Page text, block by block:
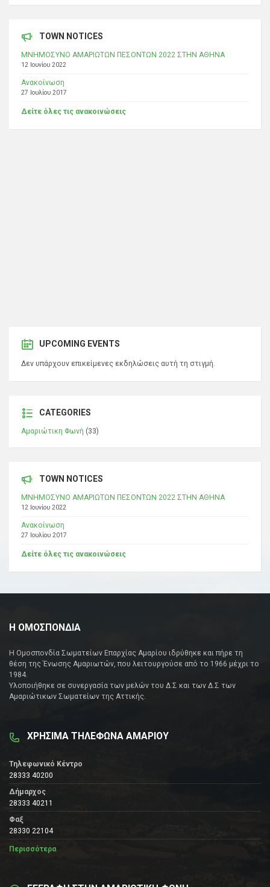
TOWN NOTICES
ΜΝΗΜΟΣΥΝΟ ΑΜΑΡΙΩΤΩΝ ΠΕΣΟΝΤΩΝ 2022 ΣΤΗΝ ΑΘΗΝΑ
12 Ιουνίου 2022
Ανακοίνωση
27 Ιουλίου 2017
Δείτε όλες τις ανακοινώσεις
UPCOMING EVENTS
Δεν υπάρχουν επικείμενες εκδηλώσεις αυτή τη στιγμή.
CATEGORIES
Αμαριώτικη Φωνή (33)
TOWN NOTICES
ΜΝΗΜΟΣΥΝΟ ΑΜΑΡΙΩΤΩΝ ΠΕΣΟΝΤΩΝ 2022 ΣΤΗΝ ΑΘΗΝΑ
12 Ιουνίου 2022
Ανακοίνωση
27 Ιουλίου 2017
Δείτε όλες τις ανακοινώσεις
Η ΟΜΟΣΠΟΝΔΙΑ
Η Ομοσπονδία Σωματείων Επαρχίας Αμαρίου ιδρύθηκε και πήρε τη
θέση της Ένωσης Αμαριωτών, που λειτουργούσε από το 1966 μέχρι το
1984.
Υλοποιήθηκε σε συνεργασία των μελών του Δ.Σ και των Δ.Σ των
Αμαριώτικων Σωματείων της Αττικής.
ΧΡΗΣΙΜΑ ΤΗΛΕΦΩΝΑ ΑΜΑΡΙΟΥ
Τηλεφωνικό Κέντρο
28333 40200
Δήμαρχος
28333 40211
Φαξ
28330 22104
Περισσότερα